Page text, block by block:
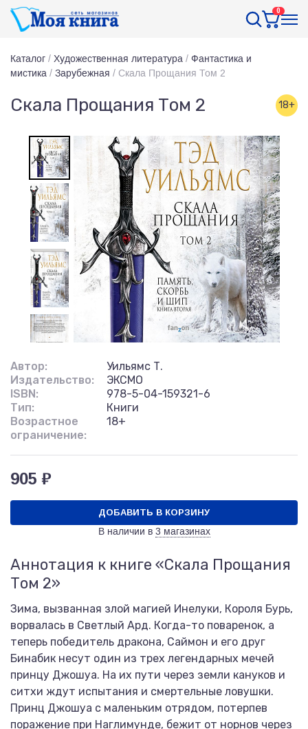
0
Каталог / Художественная литература / Фантастика и
мистика / Зарубежная / Скала Прощания Том 2
Скала Прощания Том 2 18+
Автор:
Уильямс Т.
Издательство:
ЭКСМО
ISBN:
978-5-04-159321-6
Тип:
Книги
Возрастное
ограничение:
18+
905 ₽
ДОБАВИТЬ В КОРЗИНУ
В наличии в 3 магазинах
Аннотация к книге «Скала Прощания
Том 2»
Зима, вызванная злой магией Инелуки, Короля Бурь,
ворвалась в Светлый Ард. Когда-то поваренок, а
теперь победитель дракона, Саймон и его друг
Бинабик несут один из трех легендарных мечей
принцу Джошуа. На их пути через земли кануков и
ситхи ждут испытания и смертельные ловушки.
Принц Джошуа с маленьким отрядом, потерпев
поражение при Наглимунде, бежит от норнов через